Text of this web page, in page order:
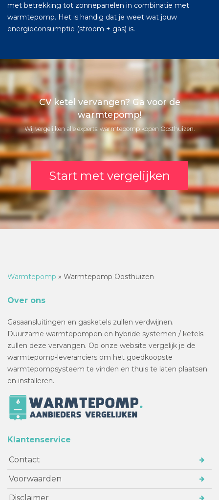
met betrekking tot zonnepanelen in combinatie met
warmtepomp. Het is handig dat je weet wat jouw
energieconsumptie (stroom + gas) is.
CV ketel vervangen? Ga voor de
warmtepomp!
Wij vergelijken alle experts: warmtepomp kopen Oosthuizen.
Start met vergelijken
Warmtepomp » Warmtepomp Oosthuizen
Over ons
Gasaansluitingen en gasketels zullen verdwijnen.
Duurzame warmtepompen en hybride systemen / ketels
zullen deze vervangen. Op onze website vergelijk je de
warmtepomp-leveranciers om het goedkoopste
warmtepompsysteem te vinden en thuis te laten plaatsen
en installeren.
Klantenservice
Contact
Voorwaarden
Disclaimer